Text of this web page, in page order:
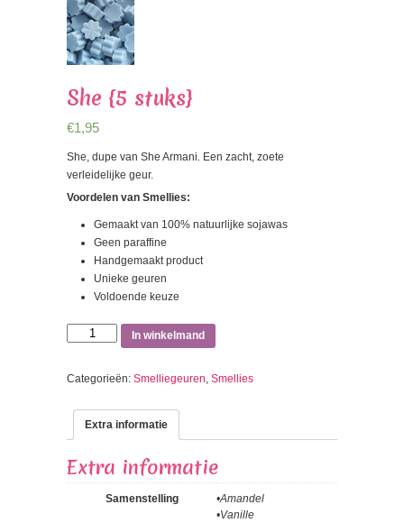
She {5 stuks}
€1,95
She, dupe van She Armani. Een zacht, zoete
verleidelijke geur.
Voordelen van Smellies:
Gemaakt van 100% natuurlijke sojawas
Geen paraffine
Handgemaakt product
Unieke geuren
Voldoende keuze
aantal
In winkelmand
Categorieën: Smelliegeuren, Smellies
Extra informatie
Extra informatie
Samenstelling
•Amandel
•Vanille